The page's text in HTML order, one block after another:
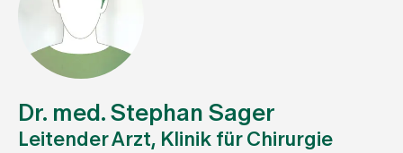
Fachbereiche
Aufenthalt
Dr. med. Stephan Sager
Leitender Arzt, Klinik für Chirurgie